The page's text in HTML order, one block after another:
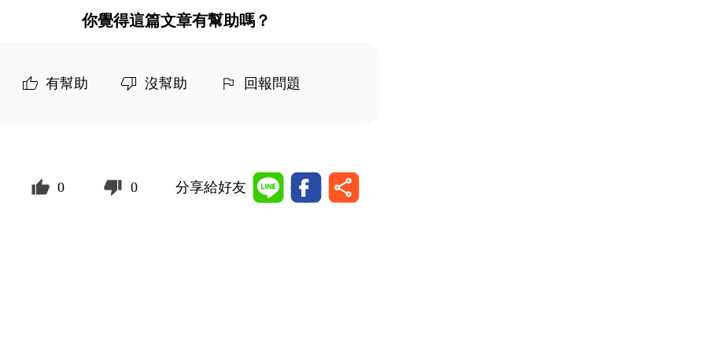
你覺得這篇文章有幫助嗎？
有幫助 沒幫助 回報問題
0 0 分享給好友